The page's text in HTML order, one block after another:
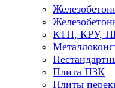
КТП, КРУ,
Плита ПЗК
Плиты